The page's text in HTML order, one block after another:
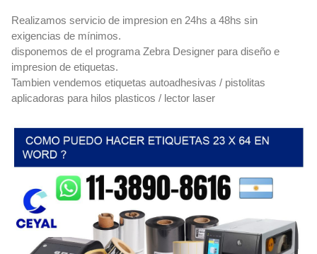
Realizamos servicio de impresion en 24hs a 48hs sin
exigencias de mínimos.
disponemos de el programa Zebra Designer para diseño e
impresion de etiquetas.
Tambien vendemos etiquetas autoadhesivas / pistolitas
aplicadoras para hilos plasticos / lector laser